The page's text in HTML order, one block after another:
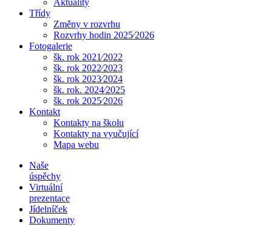
Aktuality
Třídy
Změny v rozvrhu
Rozvrhy hodin 2025⁄2026
Fotogalerie
šk. rok 2021⁄2022
šk. rok 2022⁄2023
šk. rok 2023⁄2024
šk. rok. 2024⁄2025
šk. rok 2025⁄2026
Kontakt
Kontakty na školu
Kontakty na vyučující
Mapa webu
Naše
úspěchy
Virtuální
prezentace
Jídelníček
Dokumenty